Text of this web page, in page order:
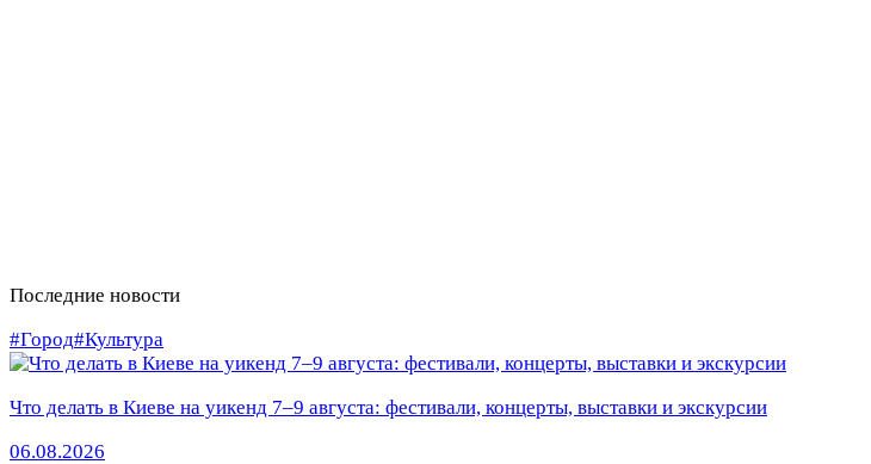
Последние новости
#Город#Культура
Что делать в Киеве на уикенд 7–9 августа: фестивали, концерты, выставки и экскурсии
06.08.2026